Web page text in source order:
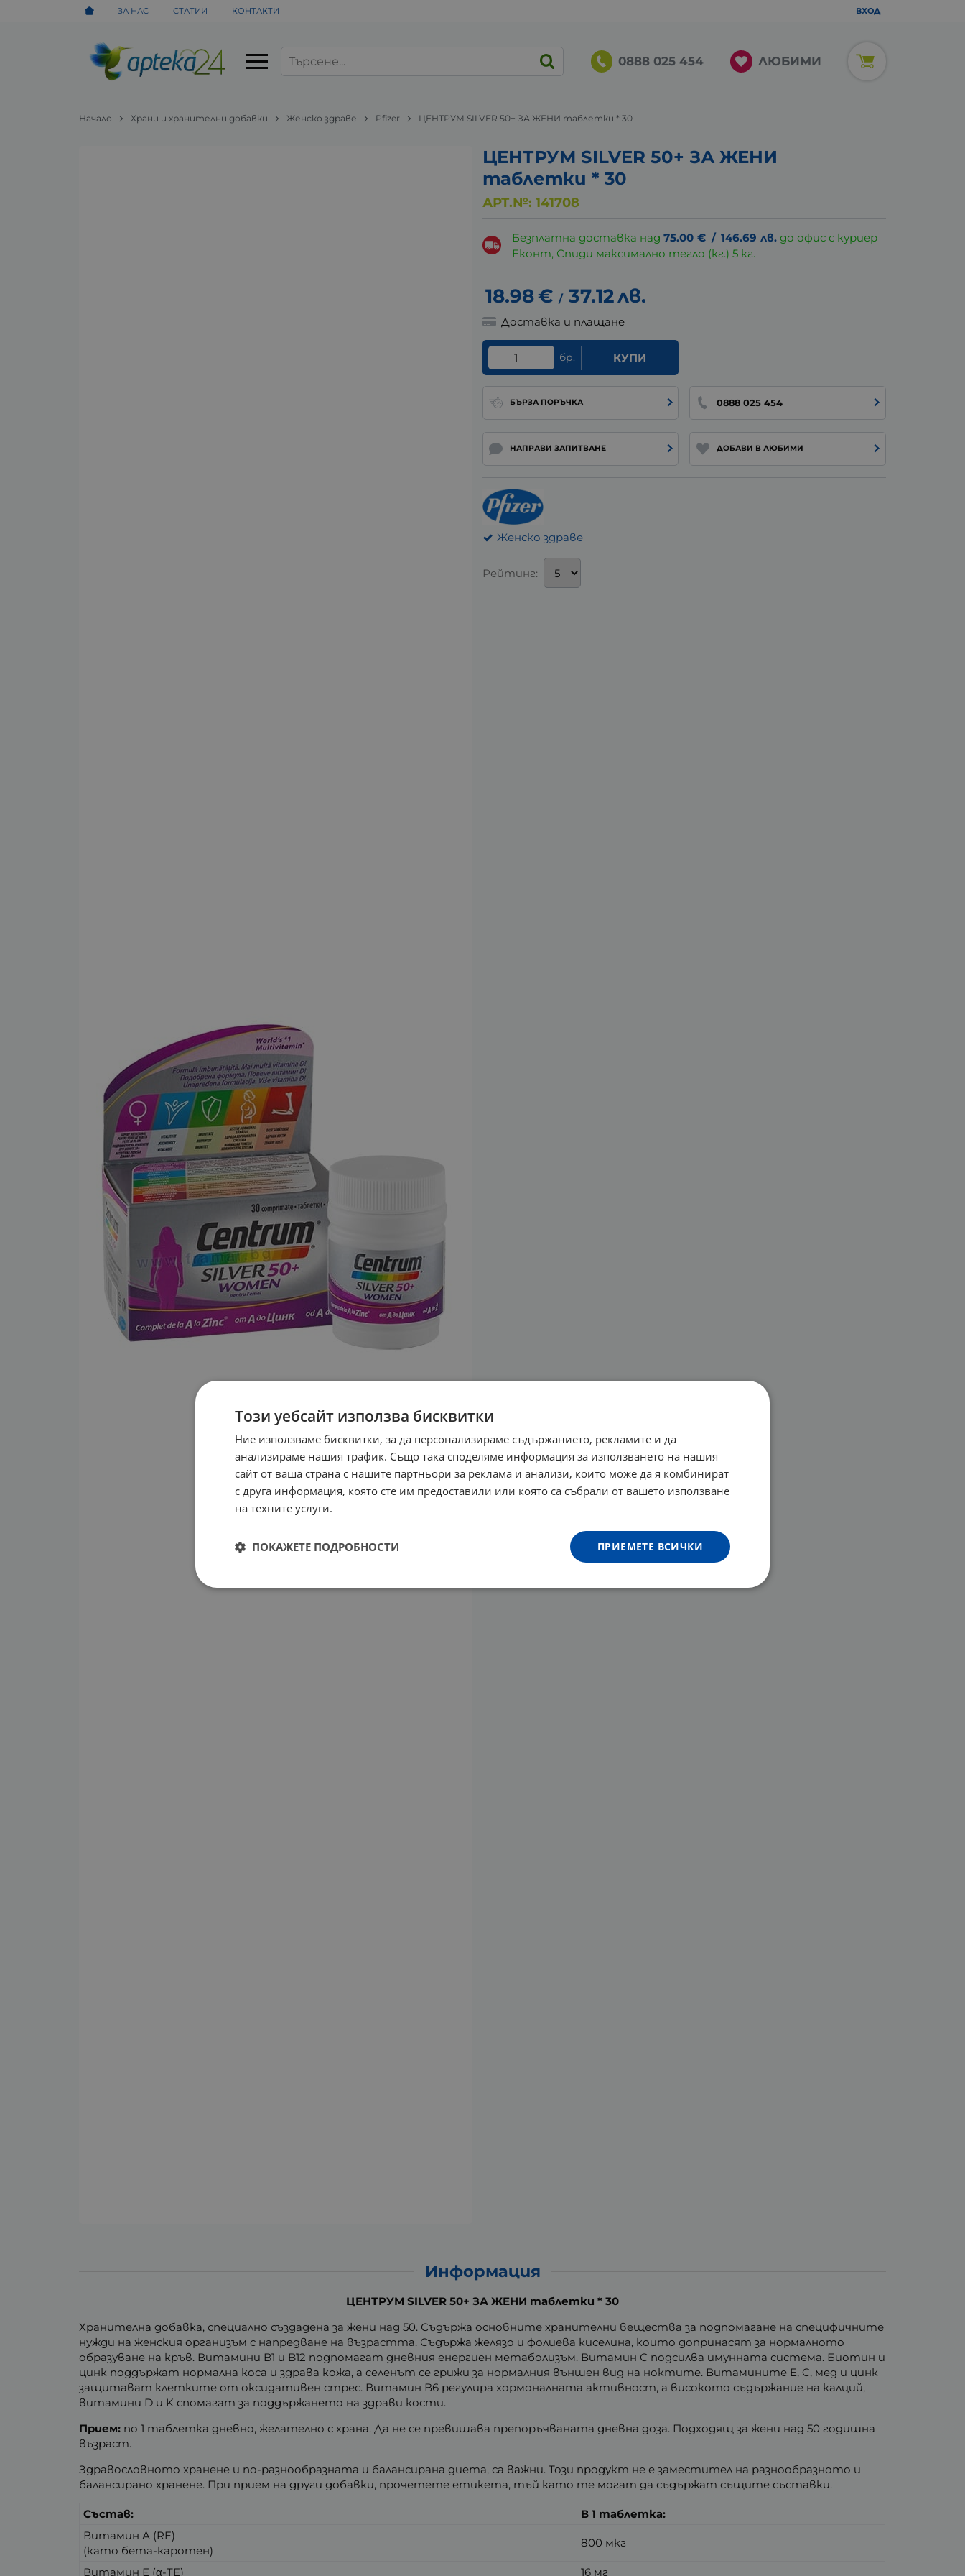
ЗА НАС СТАТИИ КОНТАКТИ ВХОД
0888 025 454 ЛЮБИМИ
Начало Храни и хранителни добавки Женско здраве Pfizer ЦЕНТРУМ SILVER 50+ ЗА ЖЕНИ таблетки * 30
ЦЕНТРУМ SILVER 50+ ЗА ЖЕНИ
таблетки * 30
АРТ.№: 141708
Безплатна доставка над75.00 € / 146.69 лв. до офис с куриер
Еконт, Спиди максимално тегло (кг.) 5 кг.
18.98€ / 37.12лв.
Доставка и плащане
бр. КУПИ
БЪРЗА ПОРЪЧКА 0888 025 454
НАПРАВИ ЗАПИТВАНЕ ДОБАВИ В ЛЮБИМИ
Женско здраве
Рейтинг:
Информация
ЦЕНТРУМ SILVER 50+ ЗА ЖЕНИ таблетки * 30
Хранителна добавка, специално създадена за жени над 50. Съдържа основните хранителни вещества за подпомагане на специфичните
нужди на женския организъм с напредване на възрастта. Съдържа желязо и фолиева киселина, които допринасят за нормалното
образуване на кръв. Витамини B1 и B12 подпомагат дневния енергиен метаболизъм. Витамин С подсилва имунната система. Биотин и
цинк поддържат нормална коса и здрава кожа, а селенът се грижи за нормалния външен вид на ноктите. Витамините E, C, мед и цинк
защитават клетките от оксидативен стрес. Витамин В6 регулира хормоналната активност, а високото съдържание на калций,
витамини D и K спомагат за поддържането на здрави кости.
Прием: по 1 таблетка дневно, желателно с храна. Да не се превишава препоръчваната дневна доза. Подходящ за жени над 50 годишна
възраст.
Здравословното хранене и по-разнообразната и балансирана диета, са важни. Този продукт не е заместител на разнообразното и
балансирано хранене. При прием на други добавки, прочетете етикета, тъй като те могат да съдържат същите съставки.
Състав:
В 1 таблетка:
Витамин А (RE)
(като бета-каротен)
800 мкг
Витамин Е (α-TE) 16 мг
Този уебсайт използва бисквитки
Ние използваме бисквитки, за да персонализираме съдържанието, рекламите и да
анализираме нашия трафик. Също така споделяме информация за използването на нашия
сайт от ваша страна с нашите партньори за реклама и анализи, които може да я комбинират
с друга информация, която сте им предоставили или която са събрали от вашето използване
на техните услуги.
ПРИЕМЕТЕ ВСИЧКИ
ПОКАЖЕТЕ ПОДРОБНОСТИ